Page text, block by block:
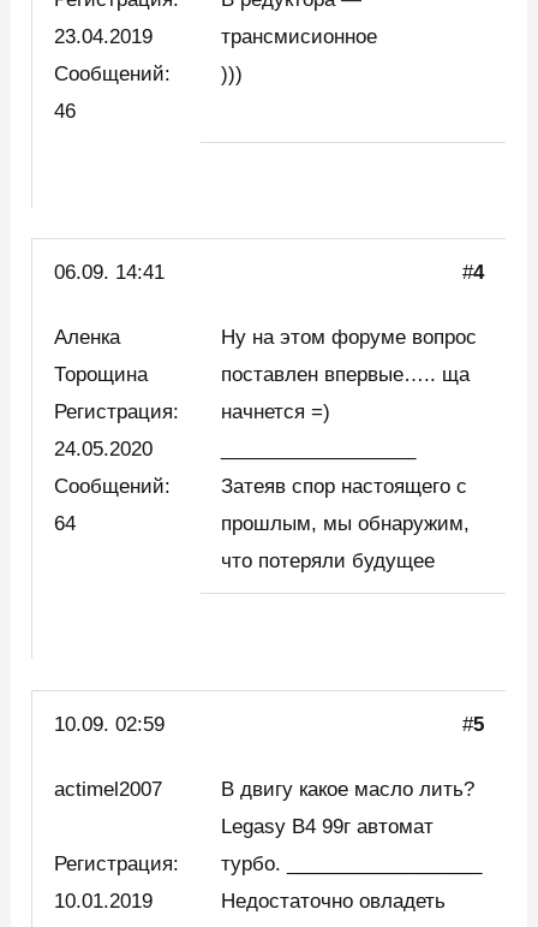
23.04.2019
Сообщений:
46
трансмисионное
)))
06.09. 14:41 #4
Аленка
Торощина
Регистрация:
24.05.2020
Сообщений:
64
Ну на этом форуме вопрос
поставлен впервые….. ща
начнется =)
Затеяв спор настоящего с
прошлым, мы обнаружим,
что потеряли будущее
10.09. 02:59 #5
actimel2007
Регистрация:
10.01.2019
В двигу какое масло лить?
Legasy B4 99г автомат
турбо. __________________
Недостаточно овладеть